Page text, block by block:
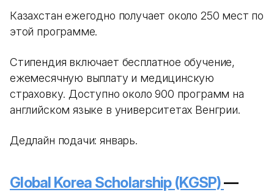
Казахстан ежегодно получает около 250 мест по
этой программе.
Стипендия включает бесплатное обучение,
ежемесячную выплату и медицинскую
страховку. Доступно около 900 программ на
английском языке в университетах Венгрии.
Дедлайн подачи: январь.
Global Korea Scholarship (KGSP)—